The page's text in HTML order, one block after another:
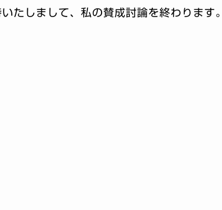
たしまして、私の賛成討論を終わります。